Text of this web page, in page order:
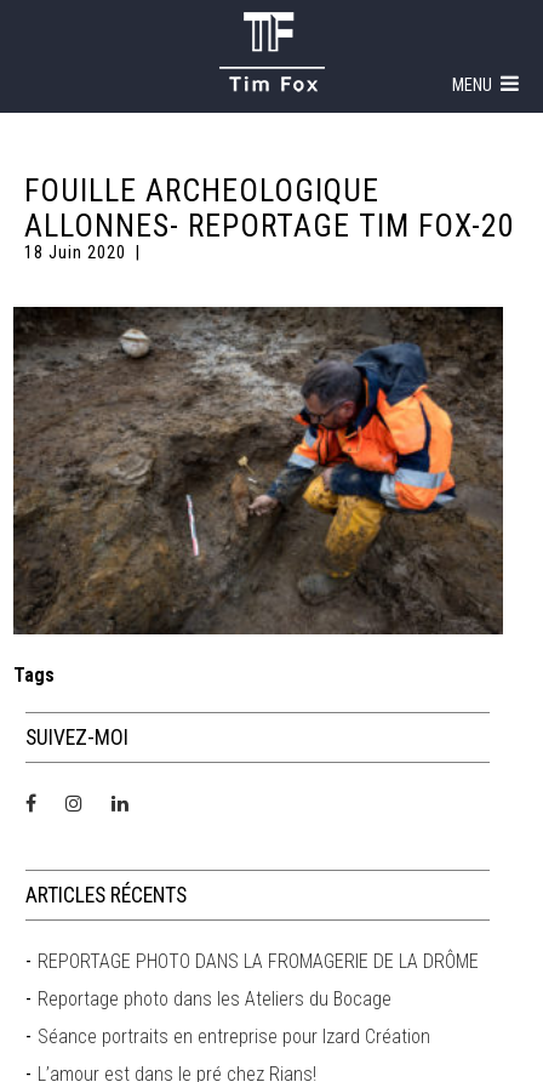
MENU
FOUILLE ARCHEOLOGIQUE
ALLONNES- REPORTAGE TIM FOX-20
18 Juin 2020
Tags
SUIVEZ-MOI
ARTICLES RÉCENTS
REPORTAGE PHOTO DANS LA FROMAGERIE DE LA DRÔME
Reportage photo dans les Ateliers du Bocage
Séance portraits en entreprise pour Izard Création
L’amour est dans le pré chez Rians!